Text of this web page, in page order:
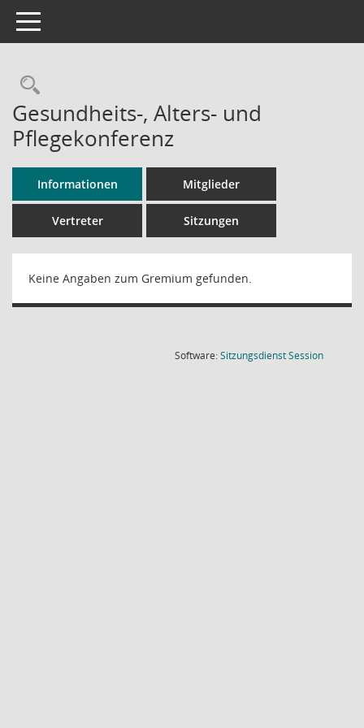
Toggle navigation
Rechercheauswahl
Gesundheits-, Alters- und
Pflegekonferenz
Informationen Mitglieder
Vertreter Sitzungen
Keine Angaben zum Gremium gefunden.
Software:SitzungsdienstSession(Wird in